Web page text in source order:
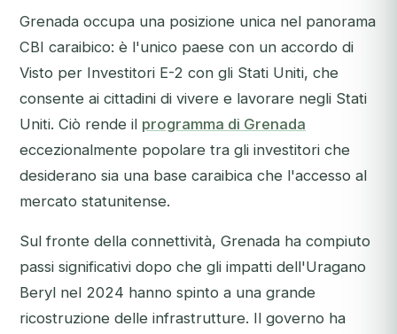
Grenada occupa una posizione unica nel panorama
CBI caraibico: è l'unico paese con un accordo di
Visto per Investitori E-2 con gli Stati Uniti, che
consente ai cittadini di vivere e lavorare negli Stati
Uniti. Ciò rende il programma di Grenada
eccezionalmente popolare tra gli investitori che
desiderano sia una base caraibica che l'accesso al
mercato statunitense.
Sul fronte della connettività, Grenada ha compiuto
passi significativi dopo che gli impatti dell'Uragano
Beryl nel 2024 hanno spinto a una grande
ricostruzione delle infrastrutture. Il governo ha